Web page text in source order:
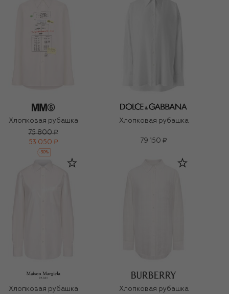
Хлопковая рубашка
75 800 ₽
53 050 ₽
-30%
Хлопковая рубашка
79 150 ₽
Хлопковая рубашка
Хлопковая рубашка